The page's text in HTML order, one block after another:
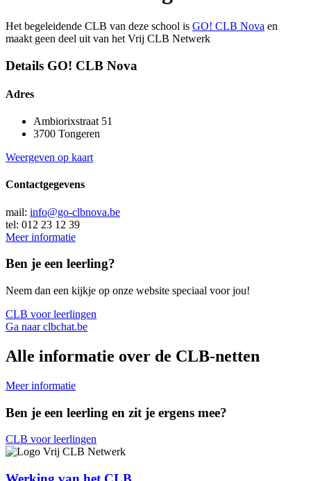
Het begeleidende CLB van deze school is GO! CLB Nova en
maakt geen deel uit van het Vrij CLB Netwerk
Details GO! CLB Nova
Adres
Ambiorixstraat 51
3700 Tongeren
Weergeven op kaart
Contactgegevens
mail: info@go-clbnova.be
tel: 012 23 12 39
Meer informatie
Ben je een leerling?
Neem dan een kijkje op onze website speciaal voor jou!
CLB voor leerlingen
Ga naar clbchat.be
Alle informatie over de CLB-netten
Meer informatie
Ben je een leerling en zit je ergens mee?
CLB voor leerlingen